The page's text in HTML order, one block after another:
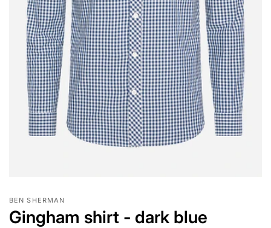
BEN SHERMAN
Gingham shirt - dark blue